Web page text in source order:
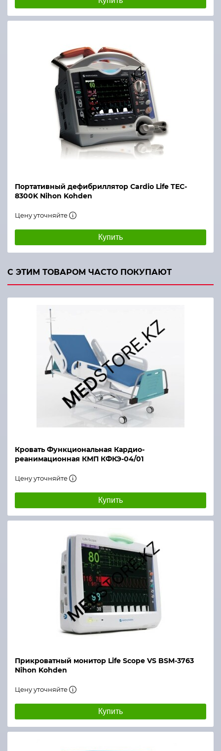
Портативный дефибриллятор Cardio Life TEC-
8300K Nihon Kohden
Цену уточняйте
Купить
С ЭТИМ ТОВАРОМ ЧАСТО ПОКУПАЮТ
Кровать Функциональная Кардио-
реанимационная КМП КФКЭ-04/01
Цену уточняйте
Купить
Прикроватный монитор Life Scope VS BSM-3763
Nihon Kohden
Цену уточняйте
Купить